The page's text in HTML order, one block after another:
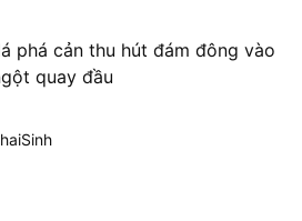
phá cản thu hút đám đông vào
quay đầu